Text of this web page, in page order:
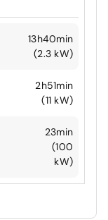
13h40min
(2.3 kW)
2h51min
(11 kW)
23min
(100
kW)